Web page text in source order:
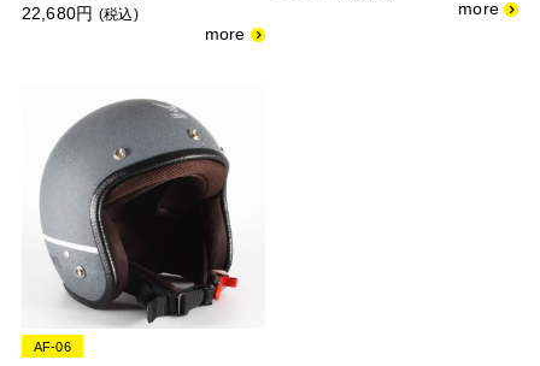
22,680円 (税込)
AF-06